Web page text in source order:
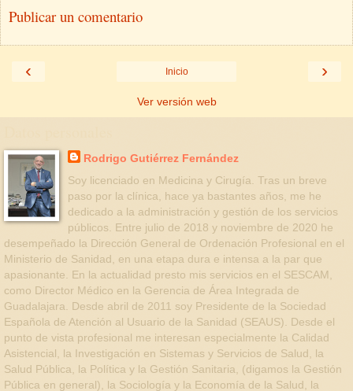
Publicar un comentario
‹ ›
Inicio
Ver versión web
Rodrigo Gutiérrez Fernández
Soy licenciado en Medicina y Cirugía. Tras un breve
paso por la clínica, hace ya bastantes años, me he
dedicado a la administración y gestión de los servicios
públicos. Entre julio de 2018 y noviembre de 2020 he
desempeñado la Dirección General de Ordenación Profesional en el
Ministerio de Sanidad, en una etapa dura e intensa a la par que
apasionante. En la actualidad presto mis servicios en el SESCAM,
como Director Médico en la Gerencia de Área Integrada de
Guadalajara. Desde abril de 2011 soy Presidente de la Sociedad
Española de Atención al Usuario de la Sanidad (SEAUS). Desde el
punto de vista profesional me interesan especialmente la Calidad
Asistencial, la Investigación en Sistemas y Servicios de Salud, la
Salud Pública, la Política y la Gestión Sanitaria, (digamos la Gestión
Pública en general), la Sociología y la Economía de la Salud, la